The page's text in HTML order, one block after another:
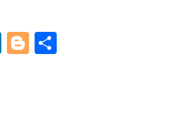
LinkedIn
Blogger